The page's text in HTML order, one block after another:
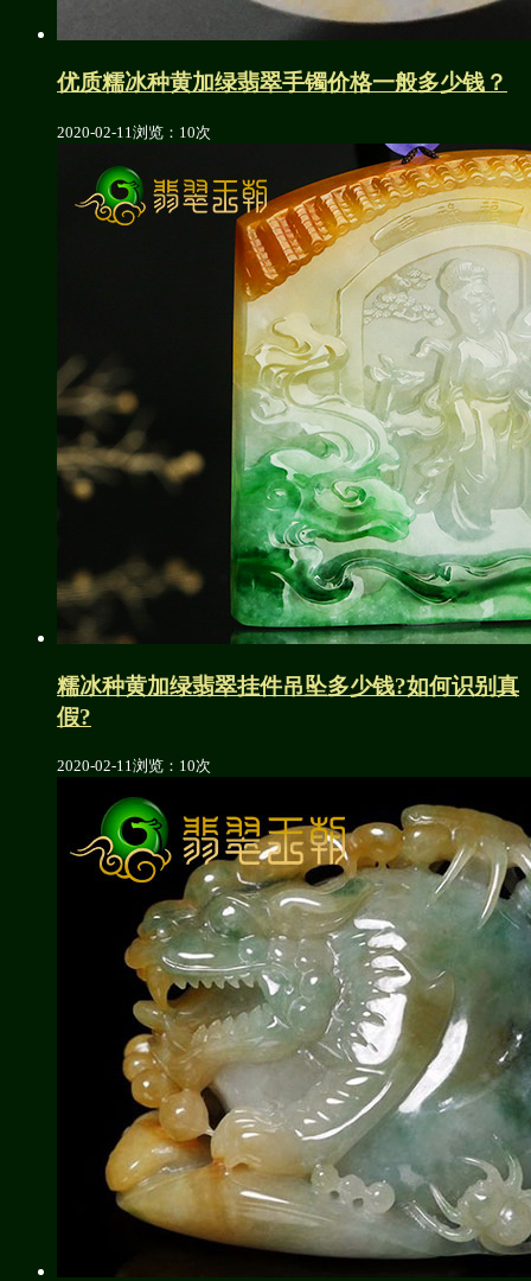
优质糯冰种黄加绿翡翠手镯价格一般多少钱？
2020-02-11 浏览：10次
糯冰种黄加绿翡翠挂件吊坠多少钱?如何识别真
假?
2020-02-11浏览：10次